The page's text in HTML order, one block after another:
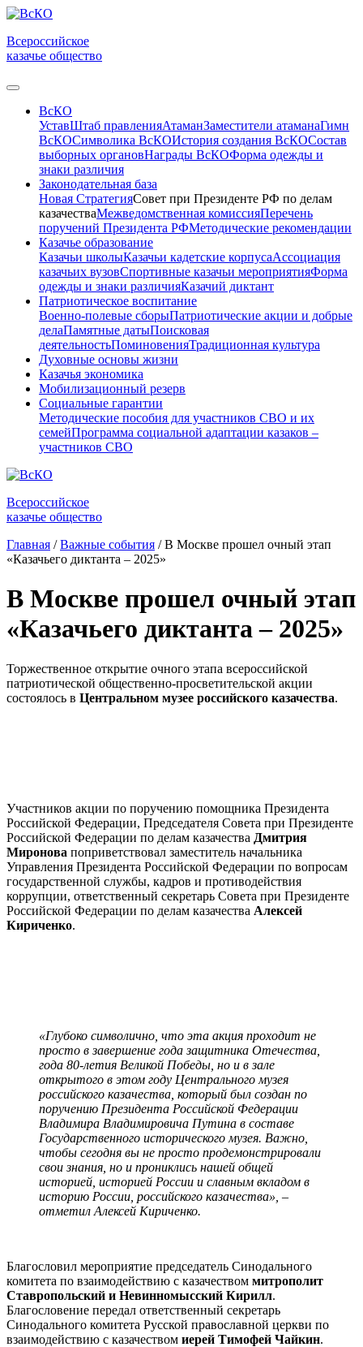
Всероссийское
казачье общество
ВсКО
УставШтаб правленияАтаманЗаместители атаманаГимн
ВсКОСимволика ВсКОИстория создания ВсКОСостав
выборных органовНаграды ВсКОФорма одежды и
знаки различия
Законодательная база
Новая СтратегияСовет при Президенте РФ по делам
казачестваМежведомственная комиссияПеречень
поручений Президента РФМетодические рекомендации
Казачье образование
Казачьи школыКазачьи кадетские корпусаАссоциация
казачьих вузовСпортивные казачьи мероприятияФорма
одежды и знаки различияКазачий диктант
Патриотическое воспитание
Военно-полевые сборыПатриотические акции и добрые
делаПамятные датыПоисковая
деятельностьПоминовенияТрадиционная культура
Духовные основы жизни
Казачья экономика
Мобилизационный резерв
Социальные гарантии
Методические пособия для участников СВО и их
семейПрограмма социальной адаптации казаков –
участников СВО
Всероссийское
казачье общество
Главная / Важные события / В Москве прошел очный этап
«Казачьего диктанта – 2025»
В Москве прошел очный этап
«Казачьего диктанта – 2025»
Торжественное открытие очного этапа всероссийской
патриотической общественно-просветительской акции
состоялось в Центральном музее российского казачества.
Участников акции по поручению помощника Президента
Российской Федерации, Председателя Совета при Президенте
Российской Федерации по делам казачества Дмитрия
Миронова поприветствовал заместитель начальника
Управления Президента Российской Федерации по вопросам
государственной службы, кадров и противодействия
коррупции, ответственный секретарь Совета при Президенте
Российской Федерации по делам казачества Алексей
Кириченко.
«Глубоко символично, что эта акция проходит не
просто в завершение года защитника Отечества,
года 80-летия Великой Победы, но и в зале
открытого в этом году Центрального музея
российского казачества, который был создан по
поручению Президента Российской Федерации
Владимира Владимировича Путина в составе
Государственного исторического музея. Важно,
чтобы сегодня вы не просто продемонстрировали
свои знания, но и прониклись нашей общей
историей, историей России и славным вкладом в
историю России, российского казачества», –
отметил Алексей Кириченко.
Благословил мероприятие председатель Синодального
комитета по взаимодействию с казачеством митрополит
Ставропольский и Невинномысский Кирилл.
Благословение передал ответственный секретарь
Синодального комитета Русской православной церкви по
взаимодействию с казачеством иерей Тимофей Чайкин.